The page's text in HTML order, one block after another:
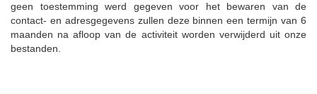
geen toestemming werd gegeven voor het bewaren van de
contact- en adresgegevens zullen deze binnen een termijn van 6
maanden na afloop van de activiteit worden verwijderd uit onze
bestanden.